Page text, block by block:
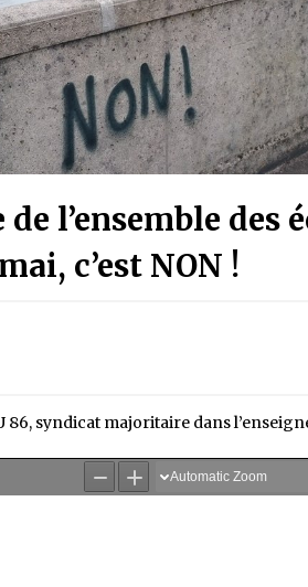
l’ensemble des
c’est NON !
86, syndicat majoritaire dans